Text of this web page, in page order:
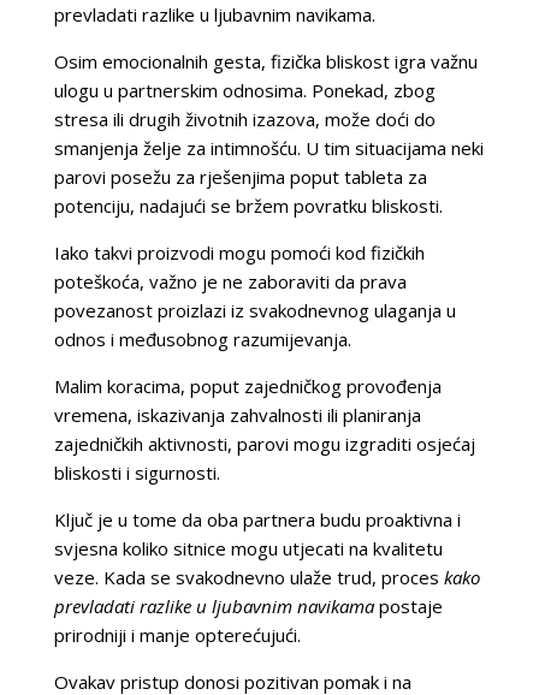
prevladati razlike u ljubavnim navikama.
Osim emocionalnih gesta, fizička bliskost igra važnu
ulogu u partnerskim odnosima. Ponekad, zbog
stresa ili drugih životnih izazova, može doći do
smanjenja želje za intimnošću. U tim situacijama neki
parovi posežu za rješenjima poput tableta za
potenciju, nadajući se bržem povratku bliskosti.
Iako takvi proizvodi mogu pomoći kod fizičkih
poteškoća, važno je ne zaboraviti da prava
povezanost proizlazi iz svakodnevnog ulaganja u
odnos i međusobnog razumijevanja.
Malim koracima, poput zajedničkog provođenja
vremena, iskazivanja zahvalnosti ili planiranja
zajedničkih aktivnosti, parovi mogu izgraditi osjećaj
bliskosti i sigurnosti.
Ključ je u tome da oba partnera budu proaktivna i
svjesna koliko sitnice mogu utjecati na kvalitetu
veze. Kada se svakodnevno ulaže trud, proces kako
prevladati razlike u ljubavnim navikamapostaje
prirodniji i manje opterećujući.
Ovakav pristup donosi pozitivan pomak i na